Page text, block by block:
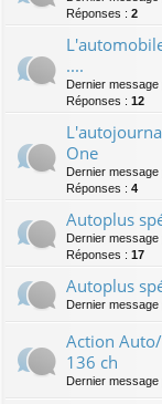
Réponses : 2
....
Dernier message
Réponses : 12
One
Dernier message
Réponses : 4
Autoplus
Dernier message
Réponses : 17
Autoplus
Dernier message
Action
136 ch
Dernier message